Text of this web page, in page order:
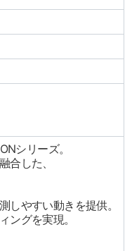
シリーズ。
合した、
しやすい動きを提供。
ングを実現。